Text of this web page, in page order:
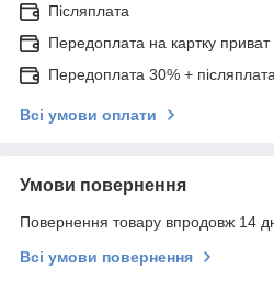
Післяплата
Передоплата на картку приват
Передоплата 30% +
Всі умови оплати
Умови повернення
Повернення товару впродовж 14
Всі умови повернення